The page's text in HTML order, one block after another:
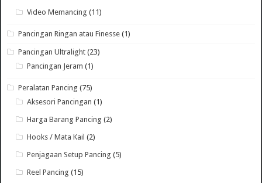
Video Memancing (11)
Pancingan Ringan atau Finesse (1)
Pancingan Ultralight (23)
Pancingan Jeram (1)
Peralatan Pancing (75)
Aksesori Pancingan (1)
Harga Barang Pancing (2)
Hooks / Mata Kail (2)
Penjagaan Setup Pancing (5)
Reel Pancing (15)